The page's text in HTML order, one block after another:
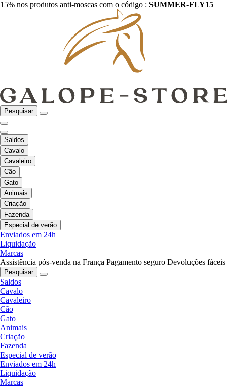
15% nos produtos anti-moscas com o código : SUMMER-FLY15
Pesquisar
Saldos
Cavalo
Cavaleiro
Cão
Gato
Animais
Criação
Fazenda
Especial de verão
Enviados em 24h
Liquidação
Marcas
Assistência pós-venda na França Pagamento seguro Devoluções fáceis
Pesquisar
Saldos
Cavalo
Cavaleiro
Cão
Gato
Animais
Criação
Fazenda
Especial de verão
Enviados em 24h
Liquidação
Marcas